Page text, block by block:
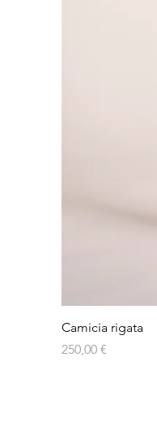
Camicia rigata
Prezzo
250,00 €